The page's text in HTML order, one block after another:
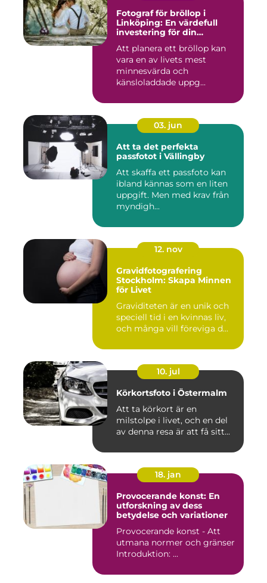
Fotograf för bröllop i
Linköping: En värdefull
investering för din
Att planera ett bröllop kan
vara en av livets mest
minnesvärda och
känsloladdade uppg...
03. jun
Att ta det perfekta
passfotot i Vällingby
Att skaffa ett passfoto kan
ibland kännas som en liten
uppgift. Men med krav från
myndigh...
12. nov
Gravidfotografering
Stockholm: Skapa Minnen
för Livet
Graviditeten är en unik och
speciell tid i en kvinnas liv,
och många vill föreviga d...
10. jul
Körkortsfoto i Östermalm
Att ta körkort är en
milstolpe i livet, och en del
av denna resa är att få sitt...
18. jan
Provocerande konst: En
utforskning av dess
betydelse och variationer
Provocerande konst - Att
utmana normer och gränser
Introduktion: ...